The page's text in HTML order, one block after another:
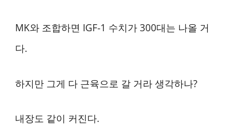
MK와 조합하면 IGF-1 수치가 300대는 나올 거
다.
하지만 그게 다 근육으로 갈 거라 생각하나?
내장도 같이 커진다.